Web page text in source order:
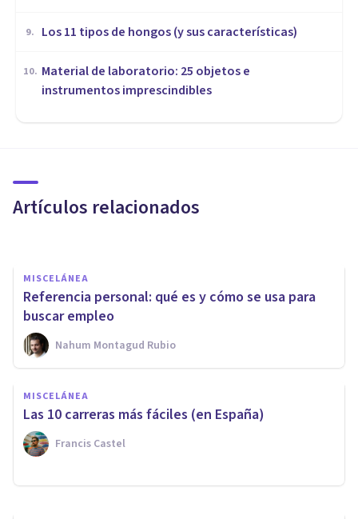
9. Los 11 tipos de hongos (y sus características)
10. Material de laboratorio: 25 objetos e
instrumentos imprescindibles
Artículos relacionados
¿Qué estudiar? Consejos para
no)
MISCELÁNEA
Referencia personal: qué es y cómo se usa para
buscar empleo
Nahum Montagud Rubio
MISCELÁNEA
Las 10 carreras más fáciles (en España)
Francis Castel
Marco teórico: ¿qué es y cómo
definir uno para tu tesis?